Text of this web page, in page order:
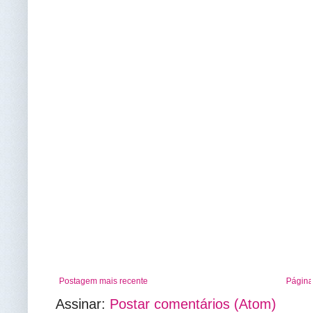
Postagem mais recente
Assinar: Postar comentários (Atom)